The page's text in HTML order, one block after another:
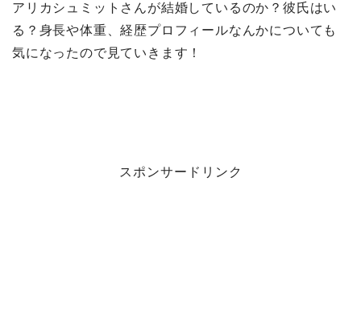
アリカシュミットさんが結婚しているのか？彼氏はい
る？身長や体重、経歴プロフィールなんかについても
気になったので見ていきます！
スポンサードリンク